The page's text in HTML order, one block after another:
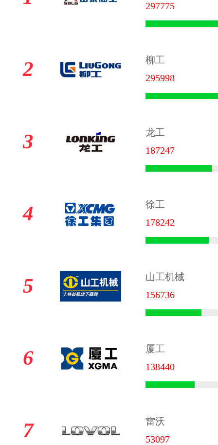
297775
2
柳工
295998
3
龙工
187247
4
徐工
178242
5
山工机械
156736
6
厦工
138440
7
雷沃
53097